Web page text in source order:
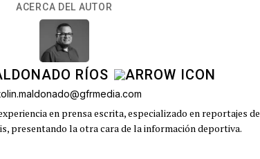
ACERCA DEL AUTOR
RÍOS
en prensa escrita, especializado en reportajes de
presentando la otra cara de la información deportiva.